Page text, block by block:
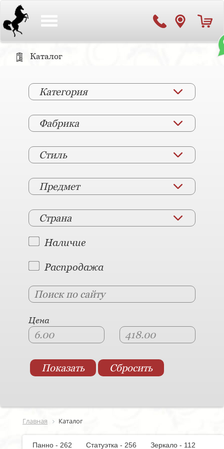
Каталог
Категория
Фабрика
Стиль
Предмет
Страна
Наличие
Распродажа
Цена
Главная Каталог
Панно - 262 Статуэтка - 256
Зеркало - 112